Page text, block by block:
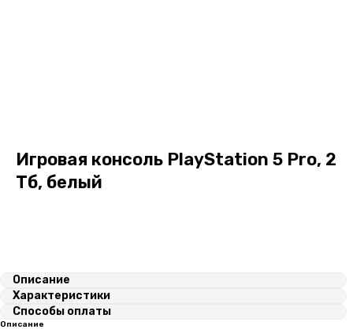
Игровая консоль PlayStation 5 Pro, 2
Тб, белый
Описание
Характеристики
Способы оплаты
Описание